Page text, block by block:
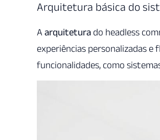
Arquitetura básica do
A arquitetura do headless
experiências personalizadas e
funcionalidades, como